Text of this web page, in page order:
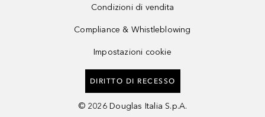
Condizioni di vendita
Compliance & Whistleblowing
Impostazioni cookie
DIRITTO DI RECESSO
© 2026 Douglas Italia S.p.A.